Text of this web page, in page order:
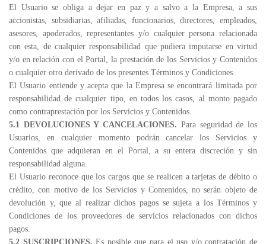
El Usuario se obliga a dejar en paz y a salvo a la Empresa, a sus
accionistas, subsidiarias, afiliadas, funcionarios, directores, empleados,
asesores, apoderados, representantes y/o cualquier persona relacionada
con esta, de cualquier responsabilidad que pudiera imputarse en virtud
y/o en relación con el Portal, la prestación de los Servicios y Contenidos
o cualquier otro derivado de los presentes Términos y Condiciones.
El Usuario entiende y acepta que la Empresa se encontrará limitada por
responsabilidad de cualquier tipo, en todos los casos, al monto pagado
como contraprestación por los Servicios y Contenidos.
5.1 DEVOLUCIONES Y CANCELACIONES. Para seguridad de los
Usuarios, en cualquier momento podrán cancelar los Servicios y
Contenidos que adquieran en el Portal, a su entera discreción y sin
responsabilidad alguna.
El Usuario reconoce que los cargos que se realicen a tarjetas de débito o
crédito, con motivo de los Servicios y Contenidos, no serán objeto de
devolución y, que al realizar dichos pagos se sujeta a los Términos y
Condiciones de los proveedores de servicios relacionados con dichos
pagos.
5.2 SUSCRIPCIONES. Es posible que para el uso y/o contratación de